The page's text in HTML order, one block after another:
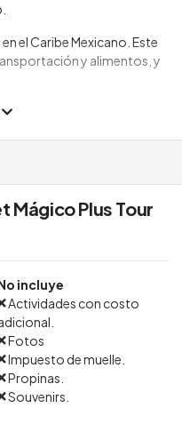
el Caribe Mexicano. Este
y alimentos, y
Mágico Plus Tour
incluye
Actividades con costo
Fotos
Impuesto de muelle.
Propinas.
Souvenirs.